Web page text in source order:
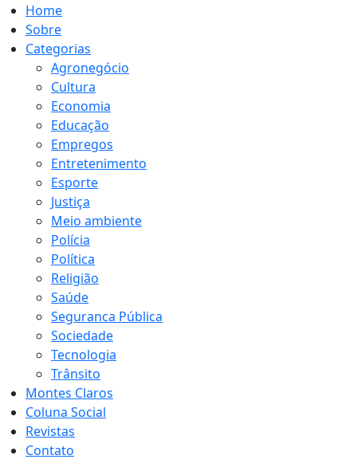
Home
Sobre
Categorias
Agronegócio
Cultura
Economia
Educação
Empregos
Entretenimento
Esporte
Justiça
Meio ambiente
Polícia
Política
Religião
Saúde
Seguranca Pública
Sociedade
Tecnologia
Trânsito
Montes Claros
Coluna Social
Revistas
Contato